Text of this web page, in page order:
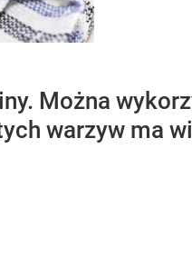
Można
warzyw ma